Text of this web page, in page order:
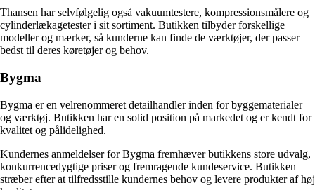
Thansen har selvfølgelig også vakuumtestere, kompressionsmålere og
cylinderlækagetester i sit sortiment. Butikken tilbyder forskellige
modeller og mærker, så kunderne kan finde de værktøjer, der passer
bedst til deres køretøjer og behov.
Bygma
Bygma er en velrenommeret detailhandler inden for byggematerialer
og værktøj. Butikken har en solid position på markedet og er kendt for
kvalitet og pålidelighed.
Kundernes anmeldelser for Bygma fremhæver butikkens store udvalg,
konkurrencedygtige priser og fremragende kundeservice. Butikken
stræber efter at tilfredsstille kundernes behov og levere produkter af høj